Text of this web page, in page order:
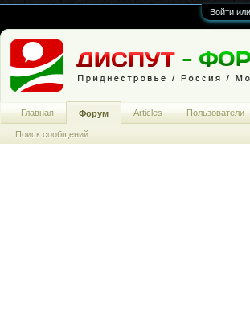
Войти
Главная Форум
Поиск сообщений
Articles Пользователи